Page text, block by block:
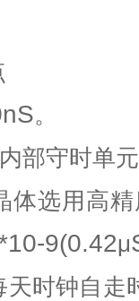
。
部守时单
体选用高
9(0.42μ
时钟自走